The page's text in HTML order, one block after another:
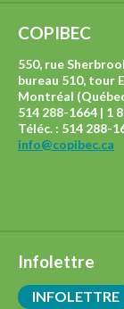
COPIBEC
550, rue
bureau 510, tour
Montréal
514 288-1664 | 1
Téléc. : 514 288-
info@copibec.ca
Infolettre
INFOLETTRE